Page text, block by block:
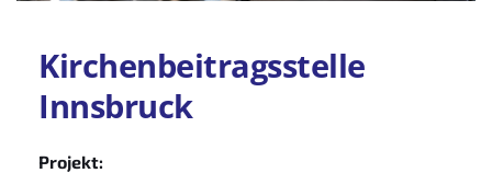
Kirchenbeitragsstelle
Innsbruck
Projekt: